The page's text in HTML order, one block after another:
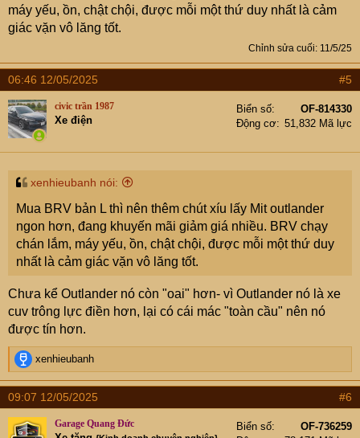
máy yếu, ồn, chật chội, được mỗi một thứ duy nhất là cảm
giác vặn vô lăng tốt.
Chỉnh sửa cuối: 11/5/25
06:46 12/05/2025 #5
civic trần 1987
Xe điện
Biển số
OF-814330
Động cơ
51,832 Mã lực
xenhieubanh nói:
Mua BRV bản L thì nên thêm chút xíu lấy Mit outlander
ngon hơn, đang khuyến mãi giảm giá nhiều. BRV chạy
chán lắm, máy yếu, ồn, chật chội, được mỗi một thứ duy
nhất là cảm giác vặn vô lăng tốt.
Chưa kể Outlander nó còn "oai" hơn- vì Outlander nó là xe
cuv trông lực điền hơn, lại có cái mác "toàn cầu" nên nó
được tín hơn.
R
e
a
t
i
xenhieubanh
09:07 12/05/2025 #6
Garage Quang Đức Biển số
OF-736259